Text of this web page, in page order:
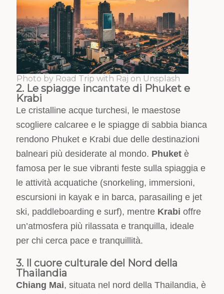
Photo by Road Trip with Raj on Unsplash
2. Le spiagge incantate di Phuket e
Krabi
Le cristalline acque turchesi, le maestose
scogliere calcaree e le spiagge di sabbia bianca
rendono Phuket e Krabi due delle destinazioni
balneari più desiderate al mondo. Phuket è
famosa per le sue vibranti feste sulla spiaggia e
le attività acquatiche (snorkeling, immersioni,
escursioni in kayak e in barca, parasailing e jet
ski, paddleboarding e surf), mentre Krabi offre
un’atmosfera più rilassata e tranquilla, ideale
per chi cerca pace e tranquillità.
3. Il cuore culturale del Nord della
Thailandia
Chiang Mai, situata nel nord della Thailandia, è